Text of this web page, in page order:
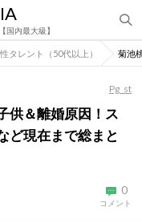
国内最大級】
タレント（50代以上） 菊池
Pg_st
供＆離婚原因！ス
ど現在まで総まと
0
コメント